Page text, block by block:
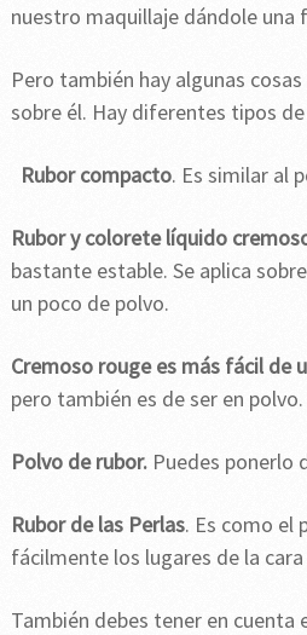
nuestro maquillaje dándole una
Pero también hay algunas
sobre él. Hay diferentes tipos
Rubor compacto. Es similar al
Rubor y colorete líquido
bastante estable. Se aplica
un poco de polvo.
Cremoso rouge es más fácil de
pero también es de ser en polvo.
Polvo de rubor.Puedes ponerlo
Rubor de las Perlas. Es como el
fácilmente los lugares de la
También debes tener en cuenta